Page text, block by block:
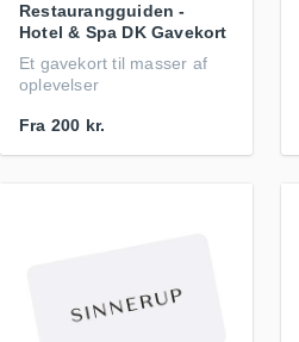
Restaurangguiden -
Hotel & Spa DK Gavekort
Et gavekort til masser af
oplevelser
Fra 200 kr.